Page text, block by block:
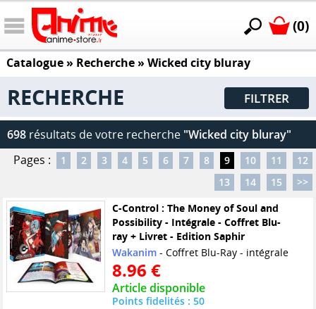
(0)
Catalogue» Recherche » Wicked city bluray
RECHERCHE FILTRER
698 résultats de votre recherche "Wicked city bluray"
Pages :
1 2 3 4 5 6 7 8 9 10 11
12
13
14 15
>>
C-Control : The Money of Soul and
Possibility - Intégrale - Coffret Blu-
ray + Livret - Edition Saphir
Wakanim- Coffret Blu-Ray - intégrale
8.96 €
Article disponible
Points fidelités : 50